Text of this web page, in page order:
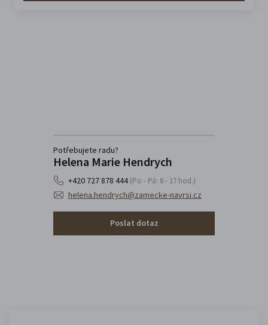
Potřebujete radu?
Helena Marie Hendrych
+420 727 878 444(Po - Pá: 8 - 17 hod.)
helena.hendrych@zamecke-navrsi.cz
Poslat dotaz